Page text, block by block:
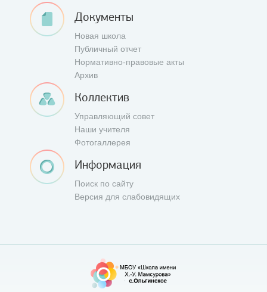
Документы
Новая школа
Публичный отчет
Нормативно-правовые акты
Архив
Коллектив
Управляющий совет
Наши учителя
Фотогаллерея
Информация
Поиск по сайту
Версия для слабовидящих